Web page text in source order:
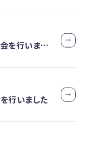
【25卒】内定式＆ショウルーム見学会を行いました
行いました